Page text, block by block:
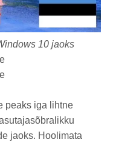
10 jaoks
peaks iga lihtne
jaoks. Hoolimata